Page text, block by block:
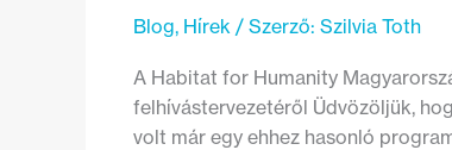
Blog, Hírek / Szerző: Szilvia Toth
A Habitat for Humanity
felhívástervezetéről Üdvözöljük,
volt már egy ehhez hasonló